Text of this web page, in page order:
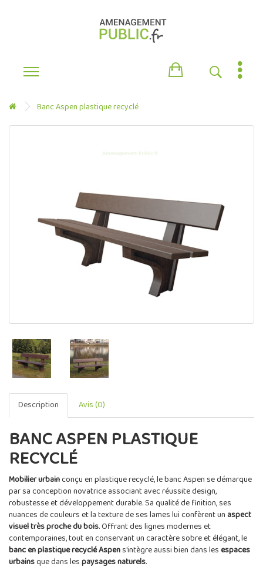
Banc Aspen plastique recyclé
Description Avis (0)
BANC ASPEN PLASTIQUE
RECYCLÉ
Mobilier urbainconçu en plastique recyclé, le banc Aspen se démarque
par sa conception novatrice associant avec réussite design,
robustesse et développement durable. Sa qualité de finition, ses
nuances de couleurs et la texture de ses lames lui confèrent un aspect
visuel très proche du bois. Offrant des lignes modernes et
contemporaines, tout en conservant un caractère sobre et élégant, le
banc en plastique recyclé Aspens'intègre aussi bien dans lesespaces
urbainsque dans lespaysages naturels.